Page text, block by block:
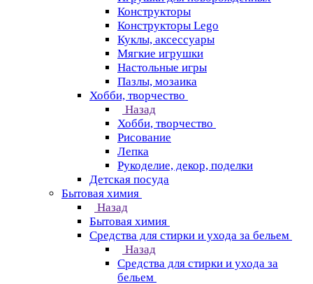
Конструкторы
Конструкторы Lego
Куклы, аксессуары
Мягкие игрушки
Настольные игры
Пазлы, мозаика
Хобби, творчество
Назад
Хобби, творчество
Рисование
Лепка
Рукоделие, декор, поделки
Детская посуда
Бытовая химия
Назад
Бытовая химия
Средства для стирки и ухода за бельем
Назад
Средства для стирки и ухода за
бельем